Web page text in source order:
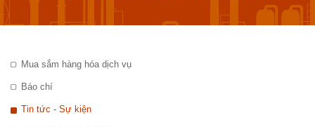
Mua sắm hàng hóa dịch vụ
Báo chí
Tin tức - Sự kiện